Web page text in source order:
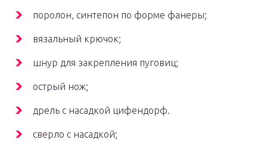
поролон, синтепон по форме фанеры;
вязальный крючок;
шнур для закрепления пуговиц;
острый нож;
дрель с насадкой цифендорф.
сверло с насадкой;